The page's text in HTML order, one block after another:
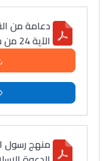
الآية 24 من سورة الفتح
منهج رسول